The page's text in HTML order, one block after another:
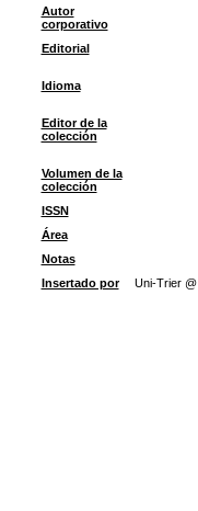
Autor
corporativo
Editorial
Idioma
Editor de la
colección
Volumen de la
colección
ISSN
Área
Notas
Insertado por
Uni-Trier